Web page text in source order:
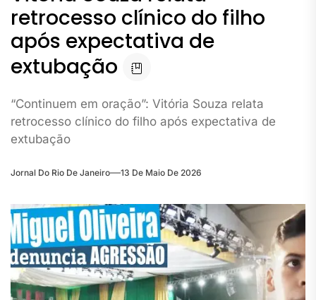
retrocesso clínico do filho
após expectativa de
extubação
“Continuem em oração”: Vitória Souza relata
retrocesso clínico do filho após expectativa de
extubação
Jornal Do Rio De Janeiro 13 De Maio De 2026